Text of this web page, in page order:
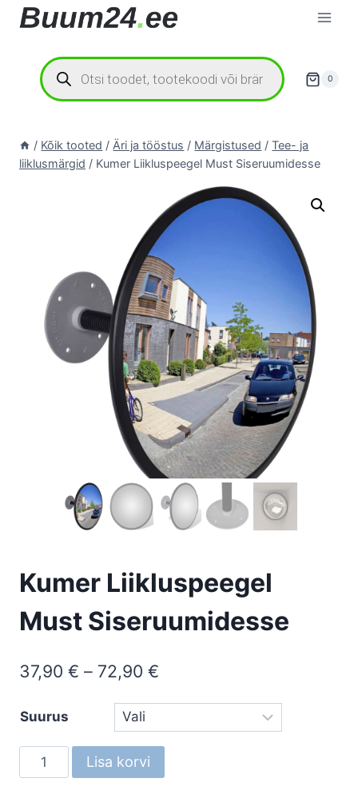
Skip
Products
search
0
/ Kõik tooted / Äri ja tööstus / Märgistused / Tee- ja
liiklusmärgid / Kumer Liikluspeegel Must Siseruumidesse
Kumer Liikluspeegel
Must Siseruumidesse
37,90 € – 72,90 €
72,90 €
Suurus
Kumer
Liikluspeegel
Lisa korvi